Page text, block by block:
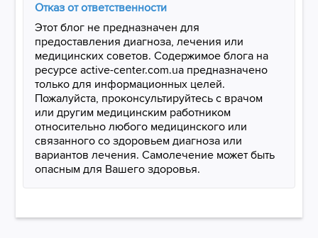
Отказ от ответственности
Этот блог не предназначен для
предоставления диагноза, лечения или
медицинских советов. Содержимое блога на
ресурсе active-center.com.ua предназначено
только для информационных целей.
Пожалуйста, проконсультируйтесь с врачом
или другим медицинским работником
относительно любого медицинского или
связанного со здоровьем диагноза или
вариантов лечения. Самолечение может быть
опасным для Вашего здоровья.